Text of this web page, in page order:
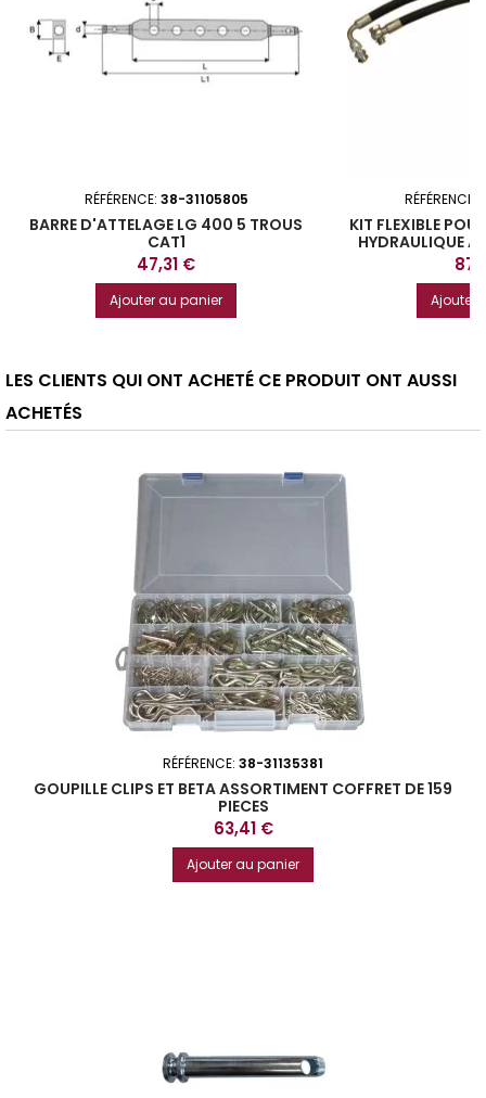
RÉFÉRENCE: 38-31105805
BARRE D'ATTELAGE LG 400 5 TROUS
CAT1
Prix
47,31 €
Ajouter au panier
RÉFÉRENCE:
KIT FLEXIBLE
HYDRAULIQUE
Prix
Ajouter
LES CLIENTS QUI ONT ACHETÉ CE PRODUIT ONT AUSSI
ACHETÉS
RÉFÉRENCE: 38-31135381
GOUPILLE CLIPS ET BETA ASSORTIMENT COFFRET DE 159
PIECES
Prix
63,41 €
Ajouter au panier